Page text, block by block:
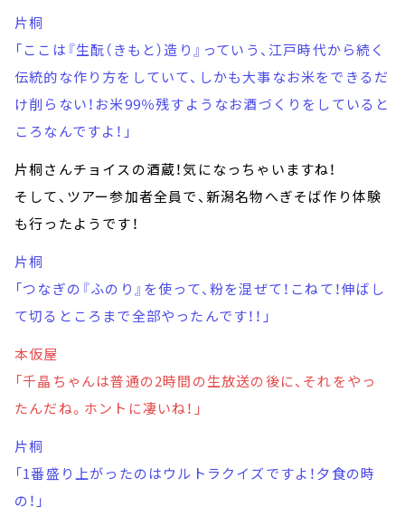
片桐
「ここは『生酛（きもと）造り』っていう、江戸時代から続く
伝統的な作り方をしていて、しかも大事なお米をできるだ
け削らない！お米99％残すようなお酒づくりをしていると
ころなんですよ！」
片桐さんチョイスの酒蔵！気になっちゃいますね！
そして、ツアー参加者全員で、新潟名物へぎそば作り体験
も行ったようです！
片桐
「つなぎの『ふのり』を使って、粉を混ぜて！こねて！伸ばし
て切るところまで全部やったんです！！」
本仮屋
「千晶ちゃんは普通の2時間の生放送の後に、それをやっ
たんだね。ホントに凄いね！」
片桐
「1番盛り上がったのはウルトラクイズですよ！夕食の時
の！」